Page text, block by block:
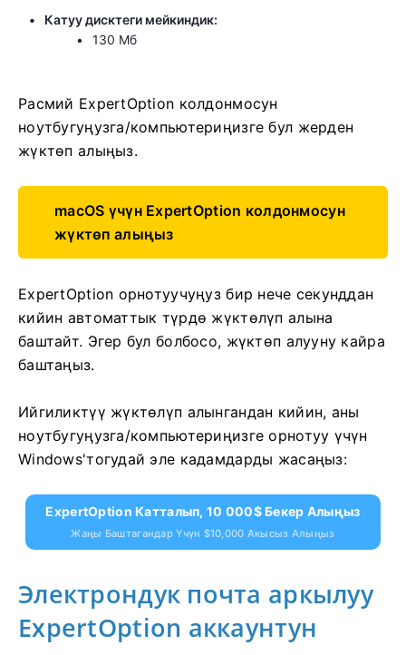
Катуу дисктеги мейкиндик:
130 Мб
Расмий ExpertOption колдонмосун
ноутбугуңузга/компьютериңизге бул жерден
жүктөп алыңыз.
macOS үчүн ExpertOption колдонмосун
жүктөп алыңыз
ExpertOption орнотуучуңуз бир нече секунддан
кийин автоматтык түрдө жүктөлүп алына
баштайт. Эгер бул болбосо, жүктөп алууну кайра
баштаңыз.
Ийгиликтүү жүктөлүп алынгандан кийин, аны
ноутбугуңузга/компьютериңизге орнотуу үчүн
Windows'тогудай эле кадамдарды жасаңыз:
ExpertOption Катталып, 10 000$ Бекер Алыңыз
Жаңы Баштагандар Үчүн $10,000 Акысыз Алыңыз
Электрондук почта аркылуу
ExpertOption аккаунтун